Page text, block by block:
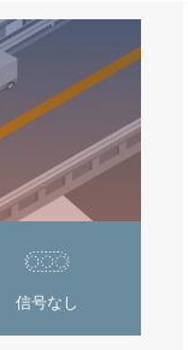
信号なし